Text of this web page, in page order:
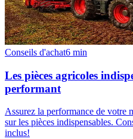
Conseils d'achat6 min
Les pièces agricoles
performant
Assurez la performance de votre
sur les pièces indispensables.
inclus!